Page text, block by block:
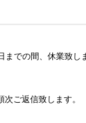
での間、休業致し
ご返信致します。